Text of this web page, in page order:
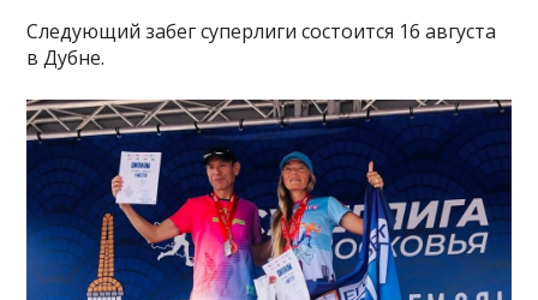
Следующий забег суперлиги состоится 16 августа
в Дубне.